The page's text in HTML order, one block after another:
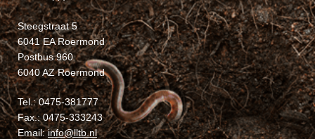
Steegstraat 5
6041 EA Roermond
Postbus 960
6040 AZ Roermond
Tel.: 0475-381777
Fax.: 0475-333243
Email:info@lltb.nl